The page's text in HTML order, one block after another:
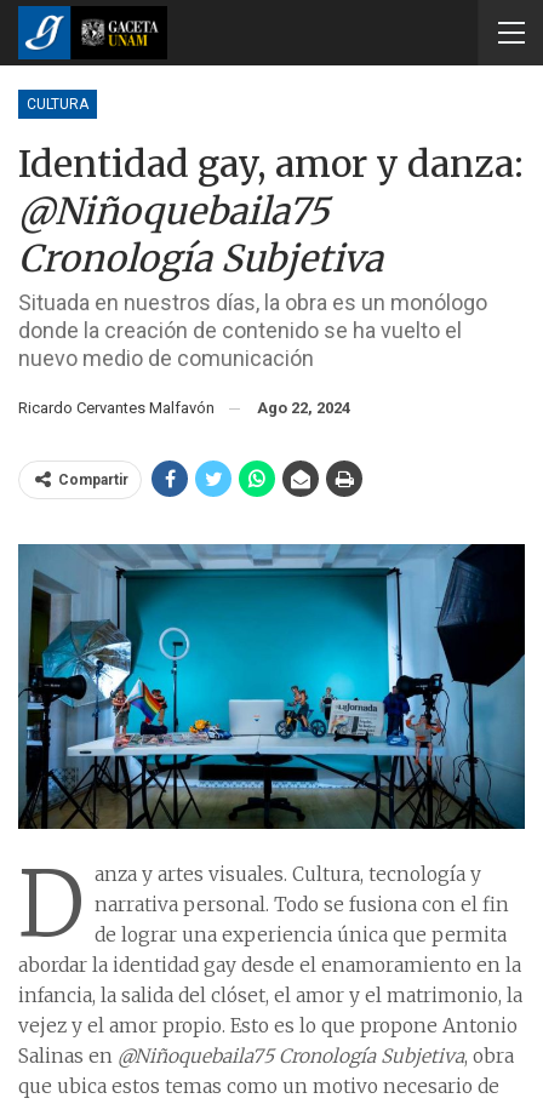
CULTURA
Identidad gay, amor y danza:
@Niñoquebaila75
Cronología Subjetiva
Situada en nuestros días, la obra es un monólogo
donde la creación de contenido se ha vuelto el
nuevo medio de comunicación
Ricardo Cervantes Malfavón Ago 22, 2024
Compartir
D anza y artes visuales. Cultura, tecnología y
narrativa personal. Todo se fusiona con el fin
de lograr una experiencia única que permita
abordar la identidad gay desde el enamoramiento en la
infancia, la salida del clóset, el amor y el matrimonio, la
vejez y el amor propio. Esto es lo que propone Antonio
Salinas en @Niñoquebaila75 Cronología Subjetiva, obra
que ubica estos temas como un motivo necesario de